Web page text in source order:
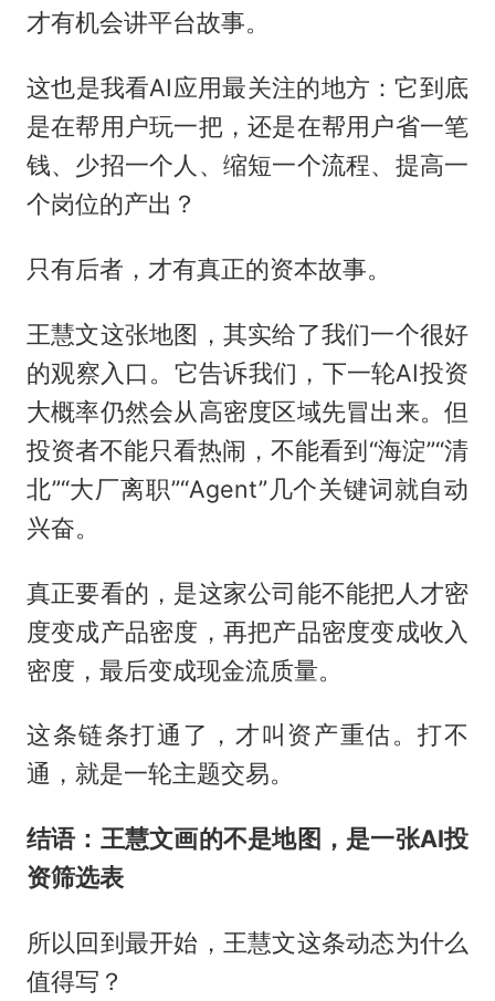
才有机会讲平台故事。
这也是我看AI应用最关注的地方：它到底
是在帮用户玩一把，还是在帮用户省一笔
钱、少招一个人、缩短一个流程、提高一
个岗位的产出？
只有后者，才有真正的资本故事。
王慧文这张地图，其实给了我们一个很好
的观察入口。它告诉我们，下一轮AI投资
大概率仍然会从高密度区域先冒出来。但
投资者不能只看热闹，不能看到“海淀”“清
北”“大厂离职”“Agent”几个关键词就自动
兴奋。
真正要看的，是这家公司能不能把人才密
度变成产品密度，再把产品密度变成收入
密度，最后变成现金流质量。
这条链条打通了，才叫资产重估。打不
通，就是一轮主题交易。
结语：王慧文画的不是地图，是一张AI投
资筛选表
所以回到最开始，王慧文这条动态为什么
值得写？